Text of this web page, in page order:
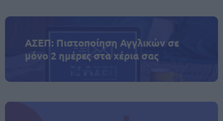
ΑΣΕΠ: Πιστοποίηση Αγγλικών σε
μόνο 2 ημέρες στα χέρια σας